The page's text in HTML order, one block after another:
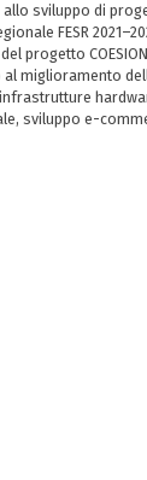
allo sviluppo di
FESR
progetto
miglioramento
sviluppo e-